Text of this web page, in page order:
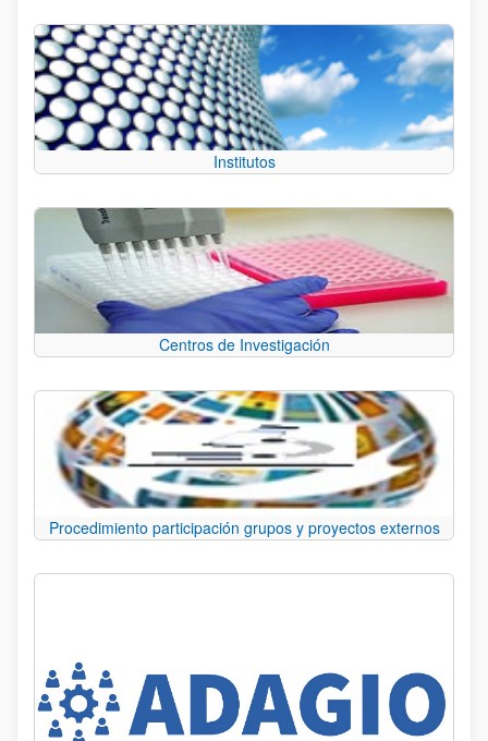
Institutos
Centros de Investigación
Procedimiento participación grupos y proyectos externos